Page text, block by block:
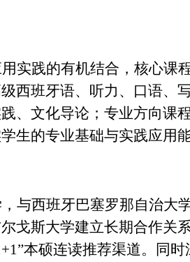
实践的有机结合，核心课
西班牙语、听力、口语、
、文化导论；专业方向课
生的专业基础与实践应用能
与西班牙巴塞罗那自治大
戈斯大学建立长期合作关
本硕连读推荐渠道。
同时